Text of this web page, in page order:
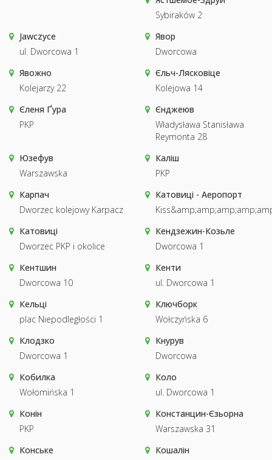
Sybiraków 2
Jawczyce
ul. Dworcowa 1
Явор
Dworcowa
Явожно
Kolejarzy 22
Єльч-Лясковіце
Kolejowa 14
Єленя Ґура
PKP
Єнджеюв
Władysława Stanisława
Reymonta 28
Юзефув
Warszawska
Каліш
PKP
Карпач
Dworzec kolejowy Karpacz
Катовиці - Аеропорт
Катовиці
Dworzec PKP i okolice
Кендзежин-Козьле
Dworcowa 1
Кентшин
Dworcowa 10
Кенти
ul. Dworcowa 1
Кельці
plac Niepodległości 1
Ключборк
Wołczyńska 6
Клодзко
Dworcowa 1
Кнурув
Dworcowa
Кобилка
Wołomińska 1
Коло
ul. Dworcowa 1
Конін
PKP
Констанцин-Єзьорна
Warszawska 31
Конське
Кошалін